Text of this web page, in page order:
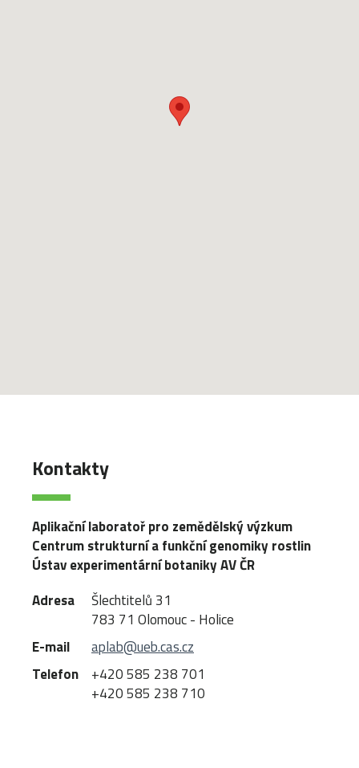
Kontakty
Aplikační laboratoř pro zemědělský výzkum
Centrum strukturní a funkční genomiky rostlin
Ústav experimentární botaniky AV ČR
Adresa
Šlechtitelů 31
783 71 Olomouc - Holice
E-mail
aplab@ueb.cas.cz
Telefon
+420 585 238 701
+420 585 238 710